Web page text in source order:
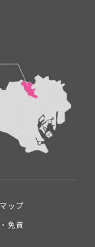
ップ
免責